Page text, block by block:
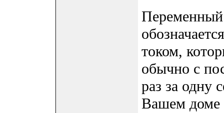
током,
обычно с
раз за одну
Вашем доме